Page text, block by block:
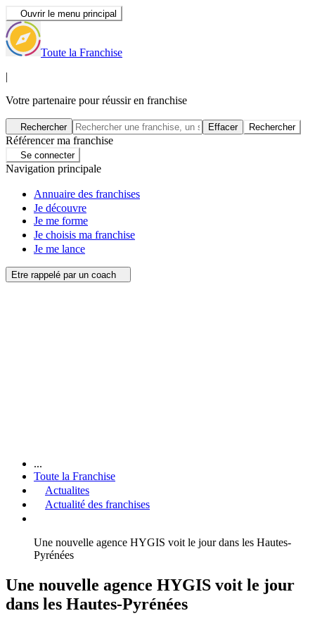
Ouvrir le menu principal
Toute la Franchise
|
Votre partenaire pour réussir en franchise
Rechercher Effacer Rechercher
Référencer ma franchise
Se connecter
Navigation principale
Annuaire des franchises
Je découvre
Je me forme
Je choisis ma franchise
Je me lance
Etre rappelé par un coach
...
Toute la Franchise
Actualites
Actualité des franchises
Une nouvelle agence HYGIS voit le jour dans les Hautes-
Pyrénées
Une nouvelle agence HYGIS voit le jour
dans les Hautes-Pyrénées